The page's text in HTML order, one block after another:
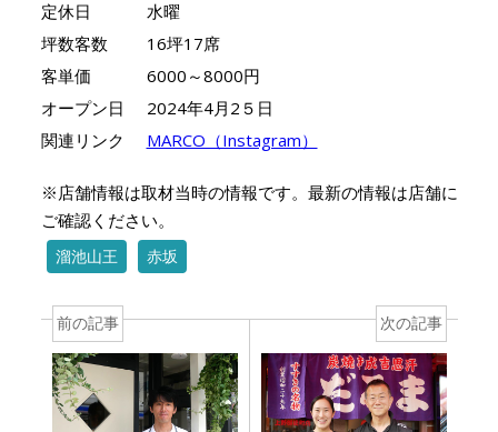
定休日
水曜
坪数客数
16坪17席
客単価
6000～8000円
オープン日
2024年4月2５日
関連リンク
MARCO（Instagram）
※店舗情報は取材当時の情報です。最新の情報は店舗に
ご確認ください。
溜池山王 赤坂
前の記事 次の記事